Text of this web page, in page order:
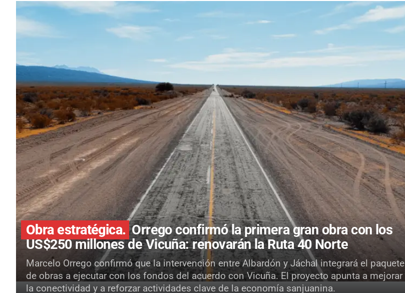
Obra estratégica.Orrego confirmó la primera gran obra con los
US$250 millones de Vicuña: renovarán la Ruta 40 Norte
Marcelo Orrego confirmó que la intervención entre Albardón y Jáchal integrará el paquete
de obras a ejecutar con los fondos del acuerdo con Vicuña. El proyecto apunta a mejorar
la conectividad y a reforzar actividades clave de la economía sanjuanina.